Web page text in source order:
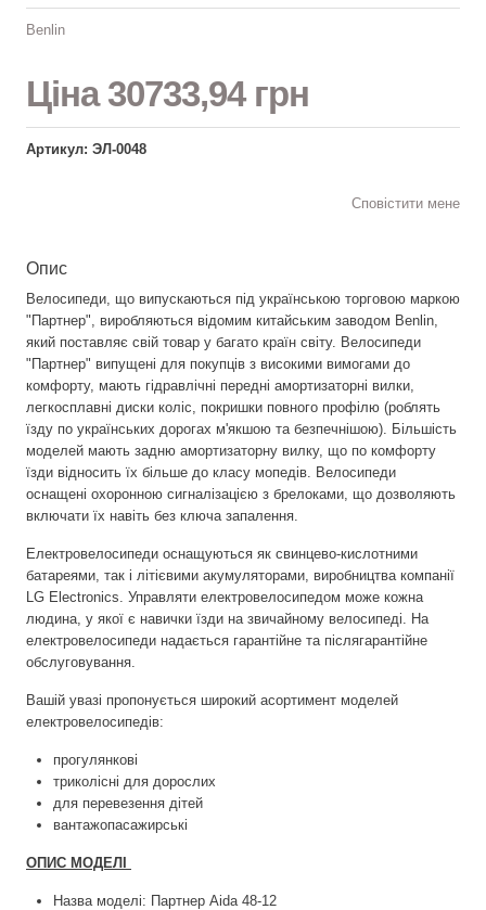
Benlin
Ціна30733,94 грн
Артикул: ЭЛ-0048
Сповістити мене
Опис
Велосипеди, що випускаються під українською торговою маркою
"Партнер", виробляються відомим китайським заводом Benlin,
який поставляє свій товар у багато країн світу. Велосипеди
"Партнер" випущені для покупців з високими вимогами до
комфорту, мають гідравлічні передні амортизаторні вилки,
легкосплавні диски коліс, покришки повного профілю (роблять
їзду по українських дорогах м'якшою та безпечнішою). Більшість
моделей мають задню амортизаторну вилку, що по комфорту
їзди відносить їх більше до класу мопедів. Велосипеди
оснащені охоронною сигналізацією з брелоками, що дозволяють
включати їх навіть без ключа запалення.
Електровелосипеди оснащуються як свинцево-кислотними
батареями, так і літієвими акумуляторами, виробництва компанії
LG Electronics. Управляти електровелосипедом може кожна
людина, у якої є навички їзди на звичайному велосипеді. На
електровелосипеди надається гарантійне та післягарантійне
обслуговування.
Вашій увазі пропонується широкий асортимент моделей
електровелосипедів:
прогулянкові
триколісні для дорослих
для перевезення дітей
вантажопасажирські
ОПИС МОДЕЛІ
Назва моделі: Партнер Aida 48-12